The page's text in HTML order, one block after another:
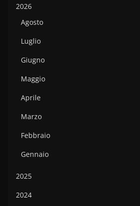
2026
Agosto
Luglio
Giugno
Maggio
Aprile
Marzo
Febbraio
Gennaio
2025
2024